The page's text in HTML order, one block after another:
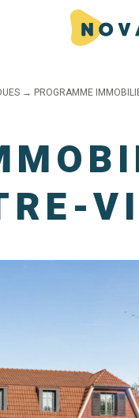
→ PROGRAMME